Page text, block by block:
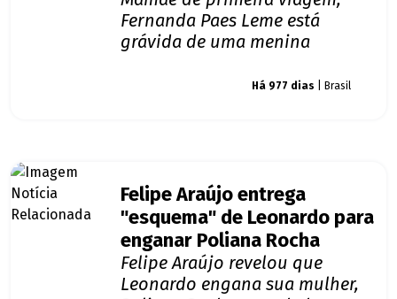
Fernanda Paes Leme está
grávida de uma menina
Há 977 dias | Brasil
Felipe Araújo entrega
"esquema" de Leonardo para
enganar Poliana Rocha
Felipe Araújo revelou que
Leonardo engana sua mulher,